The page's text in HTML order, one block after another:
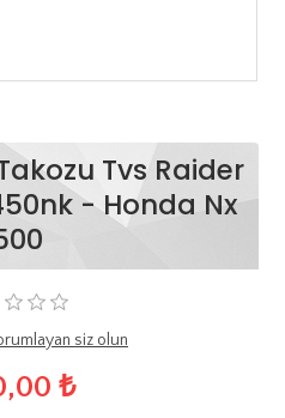
Tvs Raider
- Honda Nx
siz olun
₺